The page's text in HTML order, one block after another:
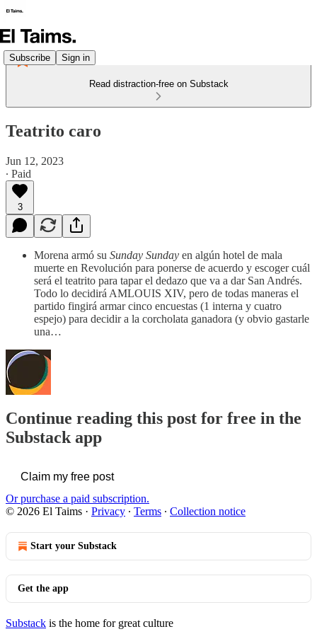
Subscribe Sign in
Read distraction-free on Substack
Teatrito caro
Jun 12, 2023
∙ Paid
3
Morena armó su Sunday Sunday en algún hotel de mala
muerte en Revolución para ponerse de acuerdo y escoger cuál
será el teatrito para tapar el dedazo que va a dar San Andrés.
Todo lo decidirá AMLOUIS XIV, pero de todas maneras el
partido fingirá armar cinco encuestas (1 interna y cuatro
espejo) para decidir a la corcholata ganadora (y obvio gastarle
una…
Continue reading this post for free in the
Substack app
Claim my free post
Or purchase a paid subscription.
© 2026 El Taims · Privacy ∙ Terms ∙ Collection notice
Start your Substack
Get the app
Substack is the home for great culture